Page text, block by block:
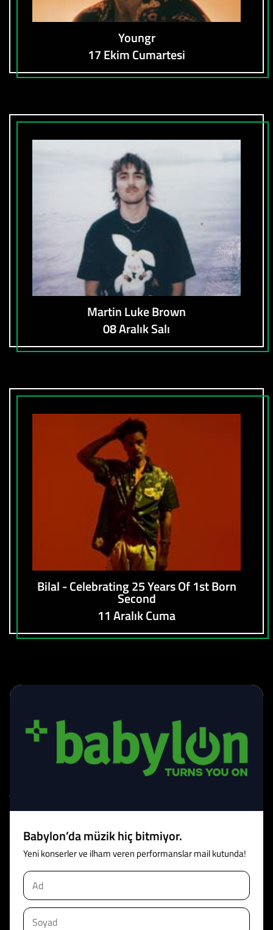
Youngr
17 Ekim Cumartesi
Martin Luke Brown
08 Aralık Salı
Bilal - Celebrating 25 Years Of 1st Born
Second
11 Aralık Cuma
Babylon’da müzik hiç bitmiyor.
Yeni konserler ve ilham veren performanslar mail kutunda!
Ad
Soyad
Bize ulaşın
info@babylon.com.tr
Takipte Kal
Tüm etkinlik takvimi ve duyurular mail kutunda!
E-Posta